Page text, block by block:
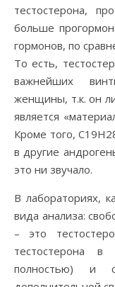
тестостерона,
больше
гормонов, по
То есть,
важнейших
женщины, т.к. он
является
Кроме того,
в другие
это ни звучало.
В лабораториях,
вида анализа:
– это
тестостерона в
полностью) и